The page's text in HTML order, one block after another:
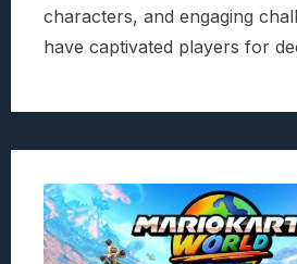
characters, and engaging
have captivated players for